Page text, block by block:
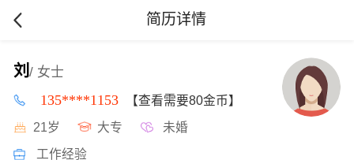
简历详情
刘 / 女士
135****1153 【查看需要80金币】
21岁 大专 未婚
工作经验